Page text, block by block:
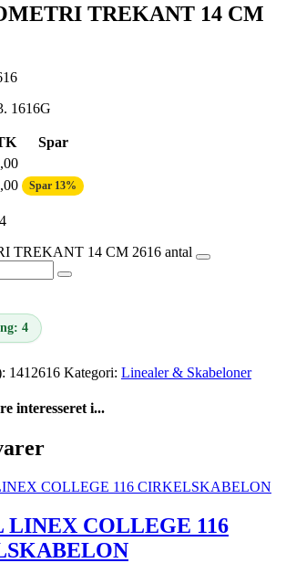
TREKANT 14 CM
1616G
Spar
Spar 13%
TREKANT 14 CM 2616 antal
4
1412616 Kategori: Linealer & Skabeloner
interesseret i...
LINEX COLLEGE 116